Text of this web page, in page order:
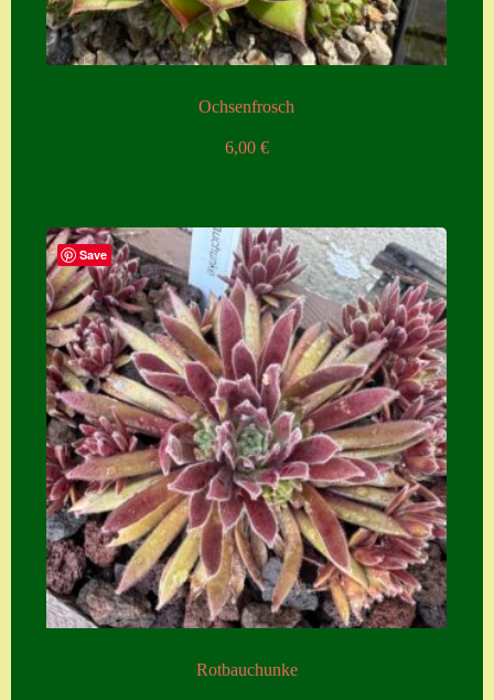
Ochsenfrosch
6,00 €
Save
Rotbauchunke